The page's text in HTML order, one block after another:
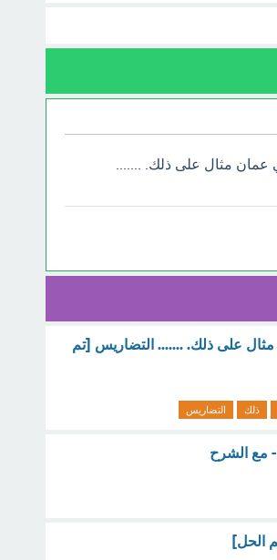
عمان مثال على ذلك. .......
مثال على ذلك. ....... التضاريس [تم
ذلك التضاريس
مع الشرح
الحل]